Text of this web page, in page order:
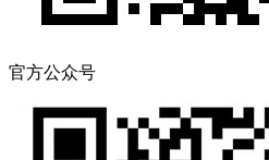
官方公众号